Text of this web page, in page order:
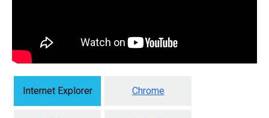
Internet Explorer Chrome